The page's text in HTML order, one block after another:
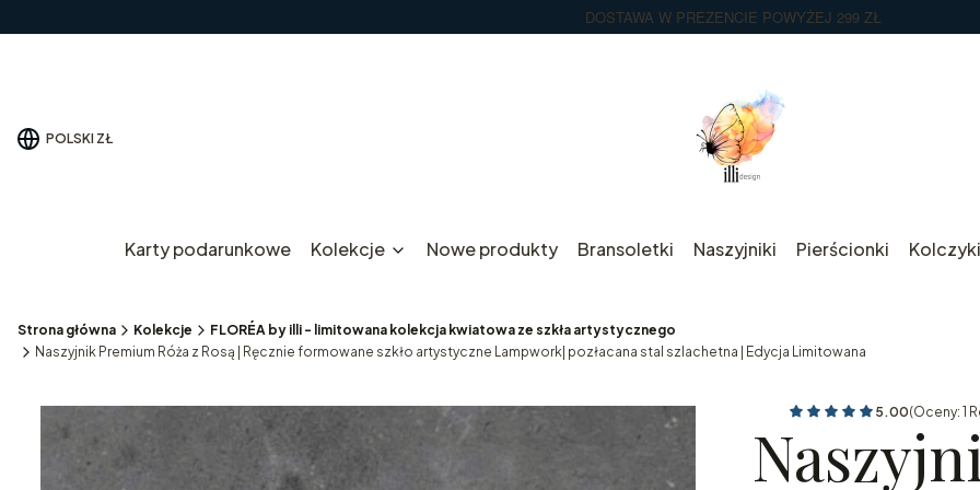
DOSTAWA W PREZENCIE POWYŻEJ 299 ZŁ
POLSKI ZŁ
Karty podarunkowe Kolekcje Nowe produkty Bransoletki Naszyjniki Pierścionki Kolczyki
Strona główna Kolekcje
FLORÉA by illi - limitowana kolekcja kwiatowa ze szkła artystycznego
Naszyjnik Premium Róża z Rosą | Ręcznie formowane szkło artystyczne Lampwork| pozłacana stal szlachetna | Edycja Limitowana
5.00(Oceny: 1